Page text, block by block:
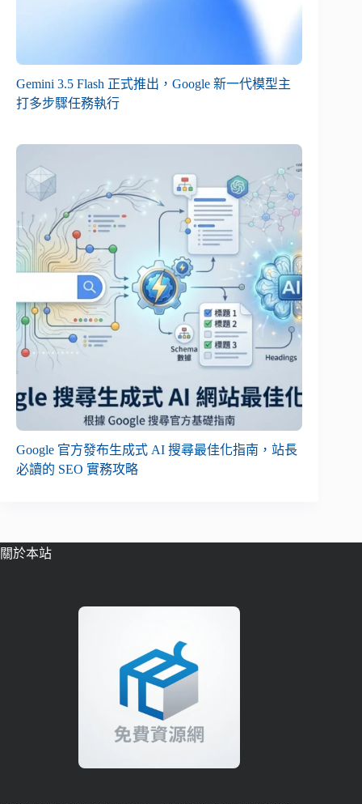
Gemini 3.5 Flash 正式推出，Google 新一代模型主
打多步驟任務執行
Google 官方發布生成式 AI 搜尋最佳化指南，站長
必讀的 SEO 實務攻略
關於本站